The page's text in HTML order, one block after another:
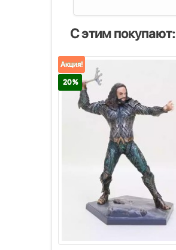
С этим покупают:
Акция!
20 %